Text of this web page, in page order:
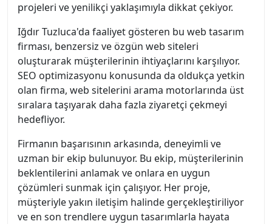
projeleri ve yenilikçi yaklaşımıyla dikkat çekiyor.
Iğdır Tuzluca'da faaliyet gösteren bu web tasarım
firması, benzersiz ve özgün web siteleri
oluşturarak müşterilerinin ihtiyaçlarını karşılıyor.
SEO optimizasyonu konusunda da oldukça yetkin
olan firma, web sitelerini arama motorlarında üst
sıralara taşıyarak daha fazla ziyaretçi çekmeyi
hedefliyor.
Firmanın başarısının arkasında, deneyimli ve
uzman bir ekip bulunuyor. Bu ekip, müşterilerinin
beklentilerini anlamak ve onlara en uygun
çözümleri sunmak için çalışıyor. Her proje,
müşteriyle yakın iletişim halinde gerçekleştiriliyor
ve en son trendlere uygun tasarımlarla hayata